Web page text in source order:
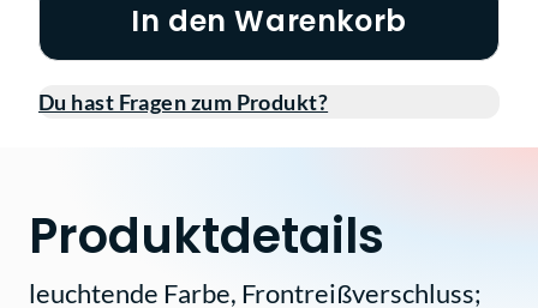
In den Warenkorb
Du hast Fragen zum Produkt?
Produktdetails
leuchtende Farbe, Frontreißverschluss;